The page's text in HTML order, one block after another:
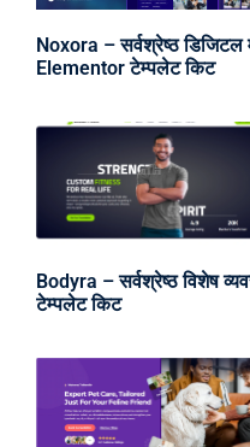
Noxora – सर्वश्रेष्ठ
Elementor टेम्पलेट किट
Bodyra – सर्वश्रेष्ठ विशेष
टेम्पलेट किट